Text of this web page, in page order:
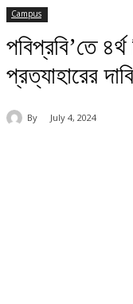
Campus
পবিপ্রবি’তে
প্রত্যাহারের
By July 4, 2024